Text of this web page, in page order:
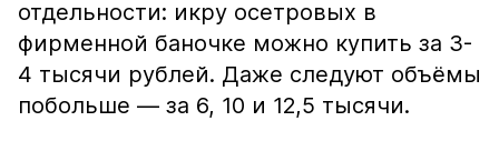
отдельности: икру осетровых в
фирменной баночке можно купить за 3-
4 тысячи рублей. Даже следуют объёмы
побольше — за 6, 10 и 12,5 тысячи.